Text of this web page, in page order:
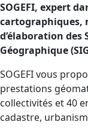
SOGEFI, expert
cartographiques,
d’élaboration des
Géographique
SOGEFI vous
prestations
collectivités et 40
cadastre,